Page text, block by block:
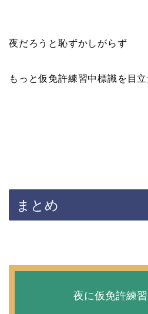
夜だろうと恥ずかしがらず
もっと仮免許練習中標識を目
まとめ
夜に仮免許練